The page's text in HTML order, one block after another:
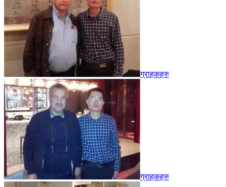
ग्राहकहरु
ग्राहकहरु